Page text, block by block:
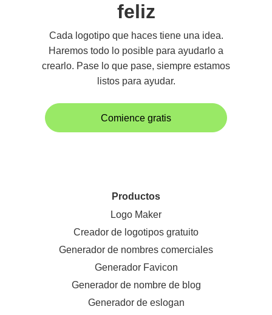
feliz
Cada logotipo que haces tiene una idea.
Haremos todo lo posible para ayudarlo a
crearlo. Pase lo que pase, siempre estamos
listos para ayudar.
Comience gratis
Productos
Logo Maker
Creador de logotipos gratuito
Generador de nombres comerciales
Generador Favicon
Generador de nombre de blog
Generador de eslogan